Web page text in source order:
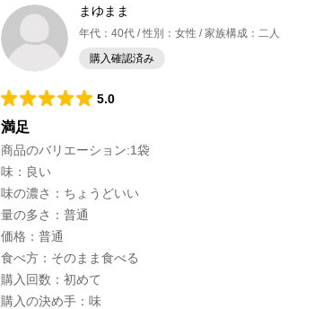
まゆまま
年代 ： 40代 性別 ： 女性 家族構成 ： 二人
購入確認済み
5.0
満足
商品のバリエーション:1袋
味 ： 良い
味の濃さ ： ちょうどいい
量の多さ ： 普通
価格 ： 普通
食べ方 ： そのまま食べる
購入回数 ： 初めて
購入の決め手 ： 味